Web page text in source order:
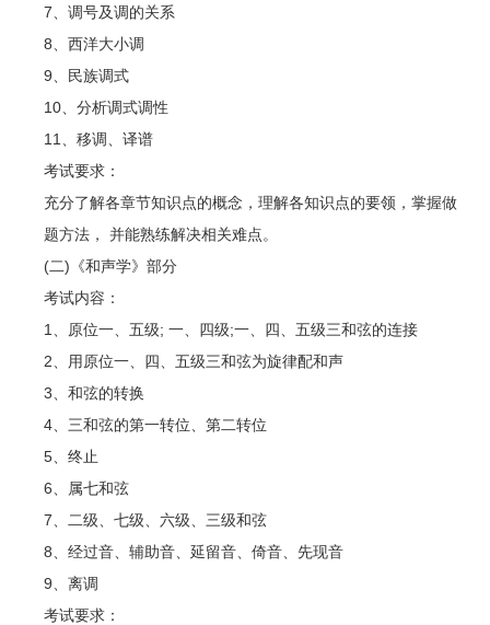
7、调号及调的关系
8、西洋大小调
9、民族调式
10、分析调式调性
11、移调、译谱
考试要求：
充分了解各章节知识点的概念，理解各知识点的要领，掌握做
题方法， 并能熟练解决相关难点。
(二)《和声学》部分
考试内容：
1、原位一、五级; 一、四级;一、四、五级三和弦的连接
2、用原位一、四、五级三和弦为旋律配和声
3、和弦的转换
4、三和弦的第一转位、第二转位
5、终止
6、属七和弦
7、二级、七级、六级、三级和弦
8、经过音、辅助音、延留音、倚音、先现音
9、离调
考试要求：